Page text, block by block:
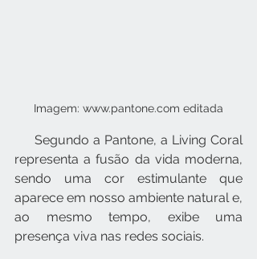
Imagem: www.pantone.com editada
representa a fusão da vida moderna,
sendo uma cor estimulante que
aparece em nosso ambiente natural e,
ao mesmo tempo, exibe uma
presença viva nas redes sociais.